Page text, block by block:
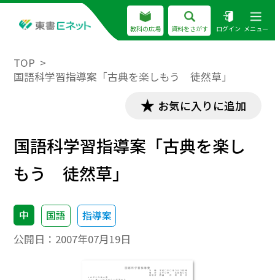
教科の広場 資料をさがす ログイン メニュー
TOP
国語科学習指導案「古典を楽しもう 徒然草」
お気に入りに追加
国語科学習指導案「古典を楽し
もう 徒然草」
中 国語 指導案
公開日： 2007年07月19日